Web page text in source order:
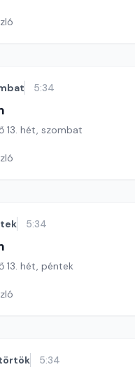
5:34
13. hét, szombat
5:34
13. hét, péntek
5:34